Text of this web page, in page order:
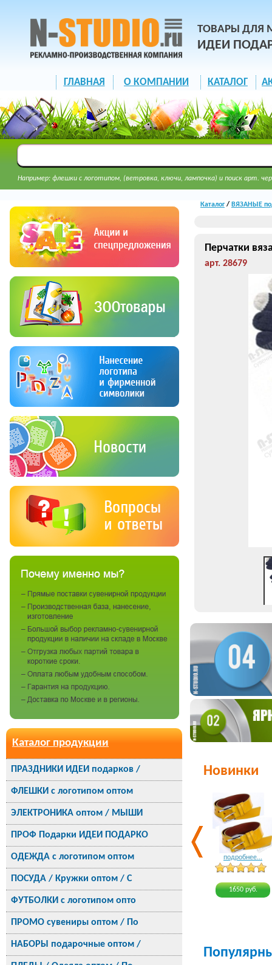
ТОВАРЫ ДЛЯ
ИДЕИ
ГЛАВНАЯ О КОМПАНИИ КАТАЛОГ
Например: флешки с логотипом, (ветровка, ключи, лампочка) и поиск арт.
Каталог продукции
ПРАЗДНИКИ ИДЕИ подарков /
ФЛЕШКИ с логотипом оптом
ЭЛЕКТРОНИКА оптом / МЫШИ
ПРОФ Подарки ИДЕИ ПОДАРКО
ОДЕЖДА с логотипом оптом
ПОСУДА / Кружки оптом / С
ФУТБОЛКИ с логотипом опто
ПРОМО сувениры оптом / По
НАБОРЫ подарочные оптом /
Каталог/ ВЯЗАНЫЕ
Перчатки
арт. 28679
Новинки
подробнее...
1650 руб.